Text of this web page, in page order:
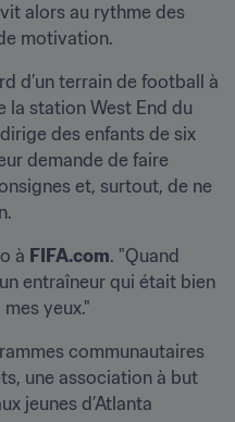
alors au rythme des
motivation.
d’un terrain de football à
la station West End du
des enfants de six
demande de faire
et, surtout, de ne
à FIFA.com. "Quand
un entraîneur qui était bien
yeux."
communautaires
une association à but
jeunes d’Atlanta